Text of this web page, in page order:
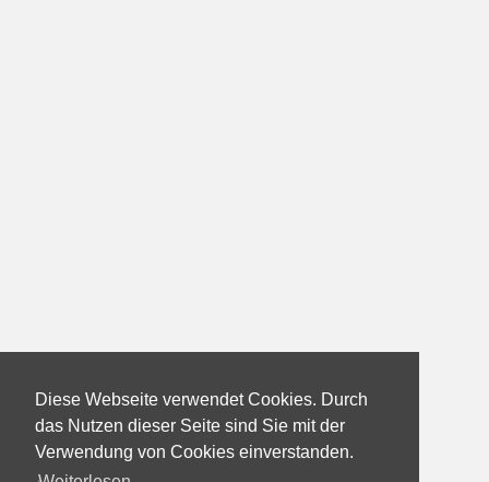
Diese Webseite verwendet Cookies. Durch
das Nutzen dieser Seite sind Sie mit der
Verwendung von Cookies einverstanden.